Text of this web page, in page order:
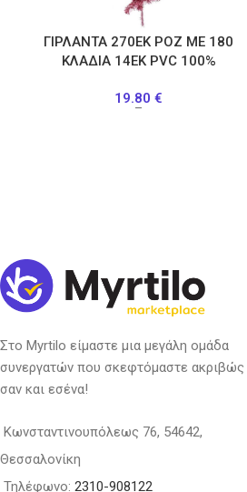
ΓΙΡΛΑΝΤΑ 270ΕΚ ΡΟΖ ΜΕ 180
ΚΛΑΔΙΑ 14ΕΚ PVC 100%
19.80€
–
Στο Myrtilo είμαστε μια μεγάλη ομάδα
συνεργατών που σκεφτόμαστε ακριβώς
σαν και εσένα!
Κωνσταντινουπόλεως 76, 54642,
Θεσσαλονίκη
Τηλέφωνο: 2310-908122